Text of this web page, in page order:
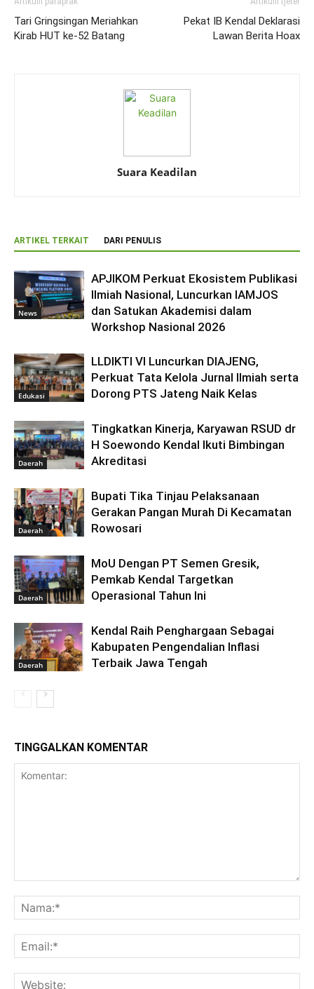
Tari Gringsingan Meriahkan
Kirab HUT ke-52 Batang
Pekat IB Kendal Deklarasi
Lawan Berita Hoax
Suara Keadilan
ARTIKEL TERKAIT DARI PENULIS
News
APJIKOM Perkuat Ekosistem Publikasi
Ilmiah Nasional, Luncurkan IAMJOS
dan Satukan Akademisi dalam
Workshop Nasional 2026
Edukasi
LLDIKTI VI Luncurkan DIAJENG,
Perkuat Tata Kelola Jurnal Ilmiah serta
Dorong PTS Jateng Naik Kelas
Daerah
Tingkatkan Kinerja, Karyawan RSUD dr
H Soewondo Kendal Ikuti Bimbingan
Akreditasi
Daerah
Bupati Tika Tinjau Pelaksanaan
Gerakan Pangan Murah Di Kecamatan
Rowosari
Daerah
MoU Dengan PT Semen Gresik,
Pemkab Kendal Targetkan
Operasional Tahun Ini
Daerah
Kendal Raih Penghargaan Sebagai
Kabupaten Pengendalian Inflasi
Terbaik Jawa Tengah
TINGGALKAN KOMENTAR